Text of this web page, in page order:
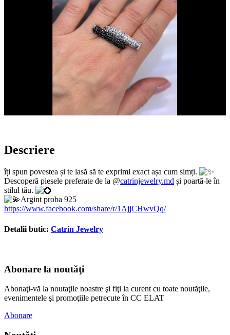
Descriere
îți spun povestea și te lasă să te exprimi exact așa cum simți.
Descoperă piesele preferate de la @catrinjewelry.md și poartă-le în
stilul tău.
​Argint proba 925
https://www.facebook.com/share/r/1AjjCHwvQq/
Detalii butic: Catrin Jewelry
Abonare la noutăţi
Abonaţi-vă la noutaţile noastre şi fiţi la curent cu toate noutăţile,
evenimentele şi promoţiile petrecute în CC ELAT
Abonare